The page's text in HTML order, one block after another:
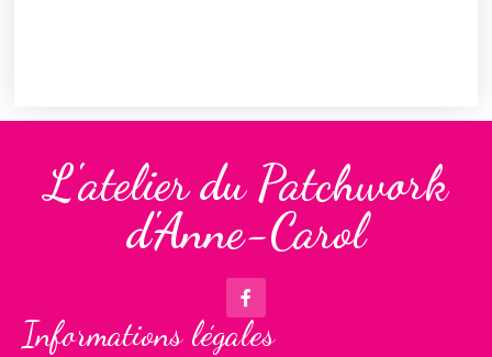
L'atelier du Patchwork
d'Anne-Carol
Informations légales